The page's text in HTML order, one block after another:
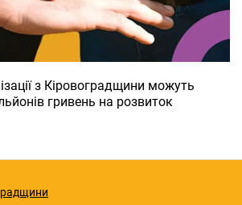
з Кіровоградщини можуть
гривень на розвиток